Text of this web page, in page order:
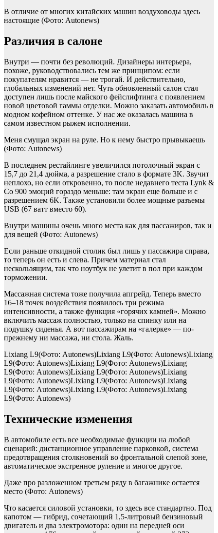
В отличие от многих китайских машин воздуховоды здесь
настоящие (Фото: Autonews)
Различия в салоне
Внутри — почти без революций. Дизайнеры интерьера,
похоже, руководствовались тем же принципом: если
покупателям нравится — не трогай. И действительно,
глобальных изменений нет. Чуть обновленный салон стал
доступен лишь после майского фейслифтинга с появлением
новой цветовой гаммы отделки. Можно заказать автомобиль в
модном кофейном оттенке. У нас же оказалась машина в
самом известном рыжем исполнении.
Меня смущал экран на руле. Но к нему быстро прывыкаешь
(Фото: Autonews)
В последнем рестайлинге увеличился потолочный экран с
15,7 до 21,4 дюйма, а разрешение стало в формате 3K. Звучит
неплохо, но если откровенно, то после недавнего теста Lynk &
Co 900 эмоций гораздо меньше: там экран еще больше и с
разрешением 6K. Также установили более мощные разъемы
USB (67 ватт вместо 60).
Внутри машины очень много места как для пассажиров, так и
для вещей (Фото: Autonews)
Если раньше откидной столик был лишь у пассажира справа,
то теперь он есть и слева. Причем материал стал
нескользящим, так что ноутбук не улетит в пол при каждом
торможении.
Массажная система тоже получила апгрейд. Теперь вместо
16–18 точек воздействия появилось три режима
интенсивности, а также функция «горячих камней». Можно
включить массаж полностью, только на спинку или на
подушку сиденья. А вот пассажирам на «галерке» — по-
прежнему ни массажа, ни стола. Жаль.
Lixiang L9(Фото: Autonews)Lixiang L9(Фото: Autonews)Lixiang
L9(Фото: Autonews)Lixiang L9(Фото: Autonews)Lixiang
L9(Фото: Autonews)Lixiang L9(Фото: Autonews)Lixiang
L9(Фото: Autonews)Lixiang L9(Фото: Autonews)Lixiang
L9(Фото: Autonews)Lixiang L9(Фото: Autonews)Lixiang
L9(Фото: Autonews)
Технические изменения
В автомобиле есть все необходимые функции на любой
сценарий: дистанционное управление парковкой, система
предотвращения столкновений во фронтальной слепой зоне,
автоматическое экстренное руление и многое другое.
Даже про разложенном третьем ряду в багажнике остается
место (Фото: Autonews)
Что касается силовой установки, то здесь все стандартно. Под
капотом — гибрид, сочетающий 1,5-литровый бензиновый
двигатель и два электромотора: один на передней оси